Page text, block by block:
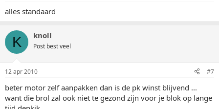
alles standaard
K knoll
Post best veel
12 apr 2010 #7
beter motor zelf aanpakken dan is de pk winst blijvend ...
want die brol zal ook niet te gezond zijn voor je blok op lange